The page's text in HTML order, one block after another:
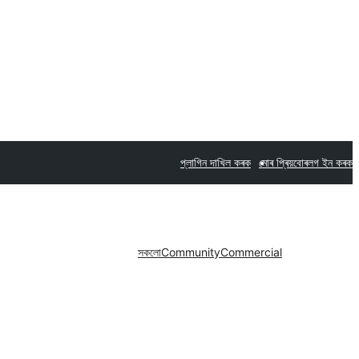
প্লাগিন দাখিল কৰক মোৰ প্ৰিয়বোৰলগ ইন কৰক
সকলোCommunityCommercial